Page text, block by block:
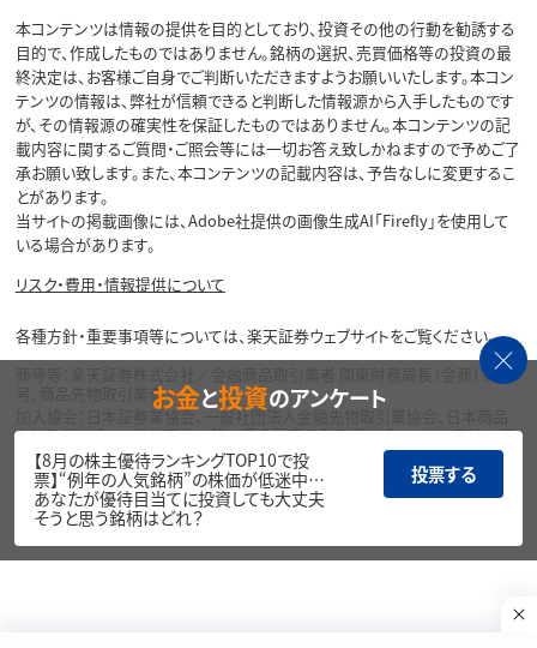
本コンテンツは情報の提供を目的としており、投資その他の行動を勧誘する
目的で、作成したものではありません。銘柄の選択、売買価格等の投資の最
終決定は、お客様ご自身でご判断いただきますようお願いいたします。本コン
テンツの情報は、弊社が信頼できると判断した情報源から入手したものです
が、その情報源の確実性を保証したものではありません。本コンテンツの記
載内容に関するご質問・ご照会等には一切お答え致しかねますので予めご了
承お願い致します。また、本コンテンツの記載内容は、予告なしに変更するこ
とがあります。
当サイトの掲載画像には、Adobe社提供の画像生成AI「Firefly」を使用して
いる場合があります。
リスク・費用・情報提供について
各種方針・重要事項等については、楽天証券ウェブサイトをご覧ください。
商号等：楽天証券株式会社／金融商品取引業者 関東財務局長（金商）第195
号、商品先物取引業者
加入協会：日本証券業協会、一般社団法人金融先物取引業協会、日本商品
先物取引協会、一般社団法人第二種金融商品取引業協会、一般社団法人資
産運用業協会
Copyright©
1999-2026 Rakuten Securities, Inc. All
Rights Reserved.
お金と投資のアンケート
【8月の株主優待ランキングTOP10で投
票】“例年の人気銘柄”の株価が低迷中…
あなたが優待目当てに投資しても大丈夫
そうと思う銘柄はどれ？
投票する